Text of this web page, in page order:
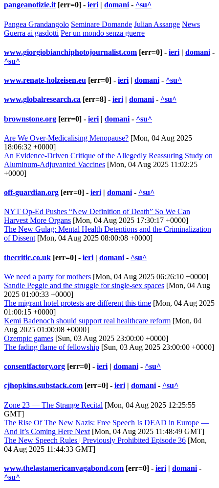
pangeanotizie.it [err=0] - ieri | domani - ^su^
Pangea Grandangolo Seminare Domande Julian Assange News
Guerra ai gasdotti Per un mondo senza guerre
www.giorgiobianchiphotojournalist.com [err=0] - ieri | domani -
^su^
www.renate-holzeisen.eu [err=0] - ieri | domani - ^su^
www.globalresearch.ca [err=8] - ieri | domani - ^su^
brownstone.org [err=0] - ieri | domani - ^su^
Are We Over-Medicalising Menopause? [Mon, 04 Aug 2025
18:06:32 +0000]
An Evidence-Driven Critique of the Allegedly Reassuring Study on
Aluminum-Adjuvanted Vaccines [Mon, 04 Aug 2025 11:02:25
+0000]
off-guardian.org [err=0] - ieri | domani - ^su^
NYT Op-Ed Pushes “New Definition of Death” So We Can
Harvest More Organs [Mon, 04 Aug 2025 17:30:17 +0000]
The New Gulag: Mental Health Detentions and the Criminalization
of Dissent[Mon, 04 Aug 2025 08:00:08 +0000]
thecritic.co.uk [err=0] - ieri | domani - ^su^
We need a party for mothers [Mon, 04 Aug 2025 06:26:10 +0000]
Sandie Peggie and the struggle for single-sex spaces [Mon, 04 Aug
2025 01:00:33 +0000]
The migrant hotel protests are different this time [Mon, 04 Aug 2025
01:00:15 +0000]
Kemi Badenoch should support real healthcare reform [Mon, 04
Aug 2025 01:00:08 +0000]
Ozempic games [Sun, 03 Aug 2025 23:00:00 +0000]
The fading flame of fellowship [Sun, 03 Aug 2025 23:00:00 +0000]
consentfactory.org [err=0] - ieri | domani - ^su^
cjhopkins.substack.com [err=0] - ieri| domani- ^su^
Zone 23 — The Strange Recital [Mon, 04 Aug 2025 12:25:55
GMT]
The Rise Of The New Nazis: Free Speech Is DEAD in Europe —
And It’s Coming Here Next [Mon, 04 Aug 2025 11:48:49 GMT]
The New Speech Rules | Previously Prohibited Episode 36 [Mon,
04 Aug 2025 11:44:33 GMT]
www.thelastamericanvagabond.com [err=0] - ieri | domani -
^su^